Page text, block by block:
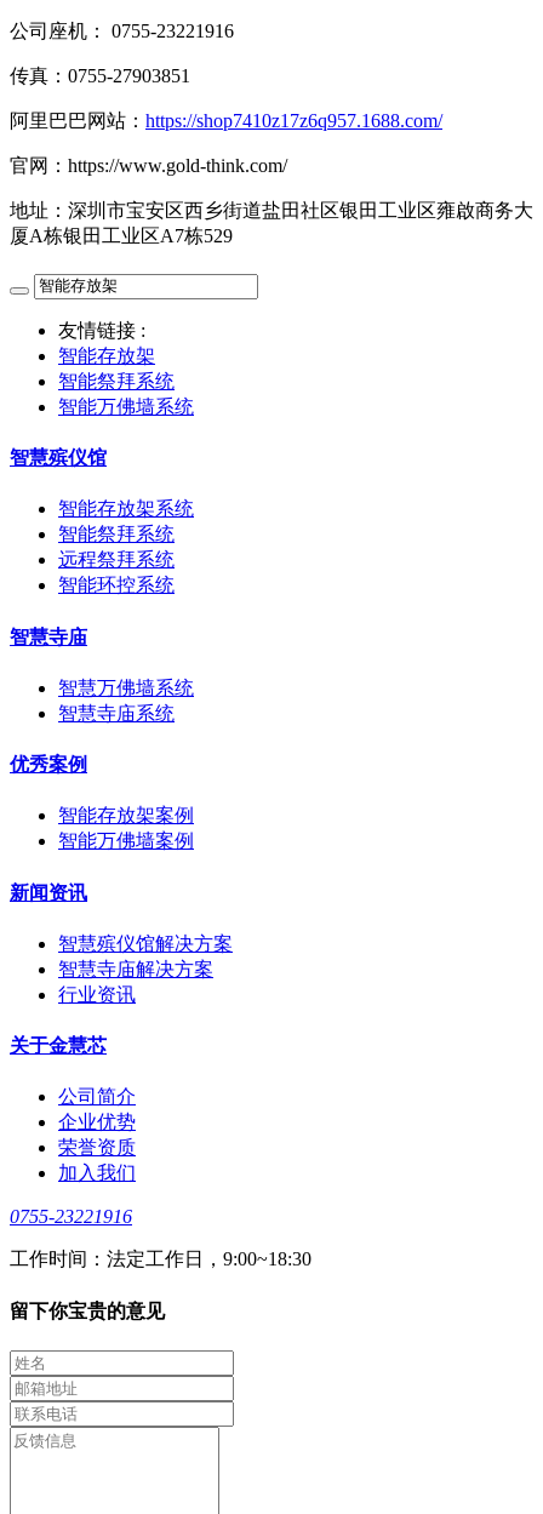
公司座机： 0755-23221916
传真：0755-27903851
阿里巴巴网站： https://shop7410z17z6q957.1688.com/
官网：https://www.gold-think.com/
地址：深圳市宝安区西乡街道盐田社区银田工业区雍啟商务大
厦A栋银田工业区A7栋529
友情链接 :
智能存放架
智能祭拜系统
智能万佛墙系统
智慧殡仪馆
智能存放架系统
智能祭拜系统
远程祭拜系统
智能环控系统
智慧寺庙
智慧万佛墙系统
智慧寺庙系统
优秀案例
智能存放架案例
智能万佛墙案例
新闻资讯
智慧殡仪馆解决方案
智慧寺庙解决方案
行业资讯
关于金慧芯
公司简介
企业优势
荣誉资质
加入我们
0755-23221916
工作时间：法定工作日，9:00~18:30
留下你宝贵的意见